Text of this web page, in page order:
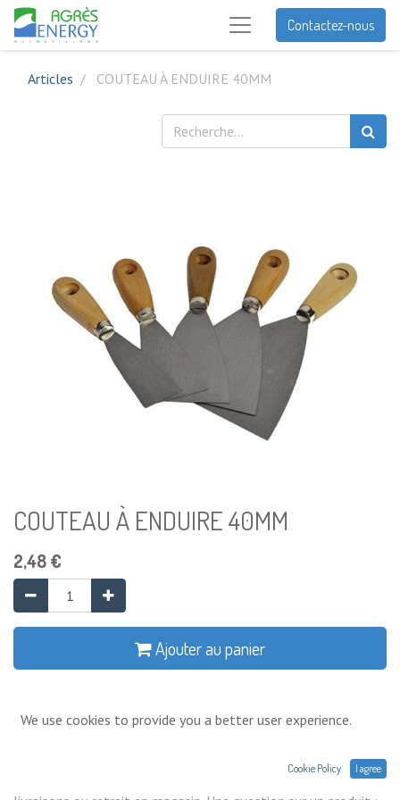
Contactez-nous
Articles COUTEAU À ENDUIRE 40MM
COUTEAU À ENDUIRE 40MM
2,48€
Ajouter au panier
Prix exprimés Hors TVA. Expéditions,
We use cookies to provide you a better user experience.
Cookie Policy I agree